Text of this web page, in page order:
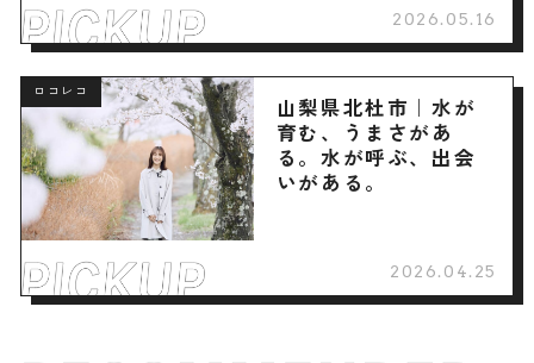
2026.05.16
ロコレコ
山梨県北杜市｜水が
育む、うまさがあ
る。水が呼ぶ、出会
いがある。
2026.04.25